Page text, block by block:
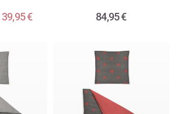
39,95 € 84,95 €